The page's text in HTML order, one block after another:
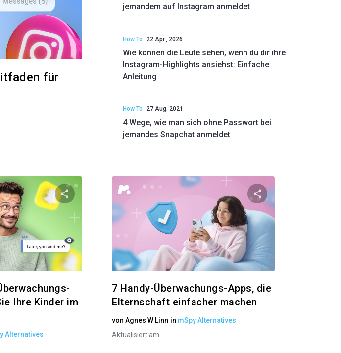
für
jemandem auf Instagram anmeldet
How To 22 Apr., 2026
Wie können die Leute sehen, wenn du dir ihre
Instagram-Highlights ansiehst: Einfache
Anleitung
How To 27 Aug. 2021
4 Wege, wie man sich ohne Passwort bei
jemandes Snapchat anmeldet
Diesen Artikel teilen
Twitter Facebook Link kopieren
Ihre Kinder im
Alternatives
Diesen Artikel
Twitter
7 Handy-Überwachungs-Apps, die
Elternschaft einfacher machen
vonAgnes W Linn in mSpy Alternatives
Aktualisiert am